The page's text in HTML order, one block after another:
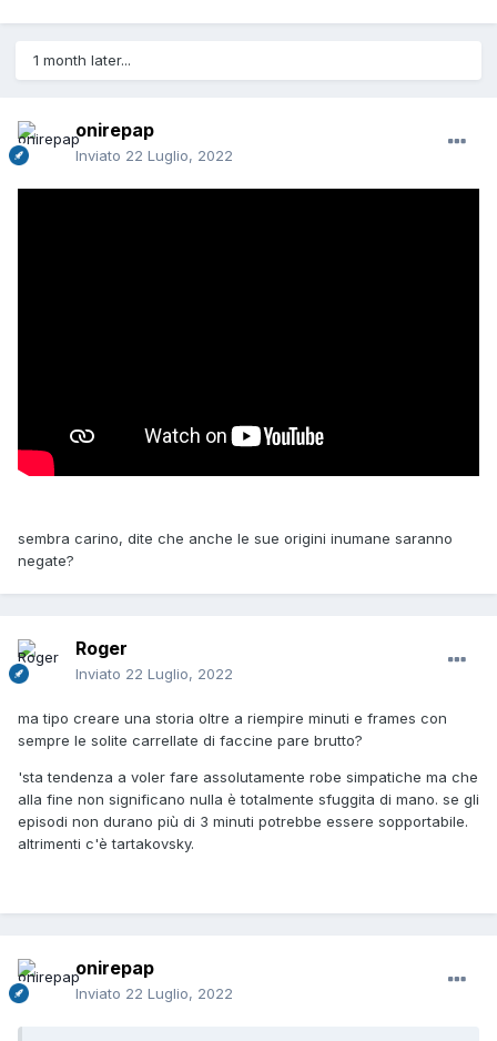
1 month later...
onirepap
Inviato 22 Luglio, 2022
sembra carino, dite che anche le sue origini inumane saranno
negate?
Roger
Inviato 22 Luglio, 2022
ma tipo creare una storia oltre a riempire minuti e frames con
sempre le solite carrellate di faccine pare brutto?
'sta tendenza a voler fare assolutamente robe simpatiche ma che
alla fine non significano nulla è totalmente sfuggita di mano. se gli
episodi non durano più di 3 minuti potrebbe essere sopportabile.
altrimenti c'ètartakovsky.
onirepap
Inviato 22 Luglio, 2022